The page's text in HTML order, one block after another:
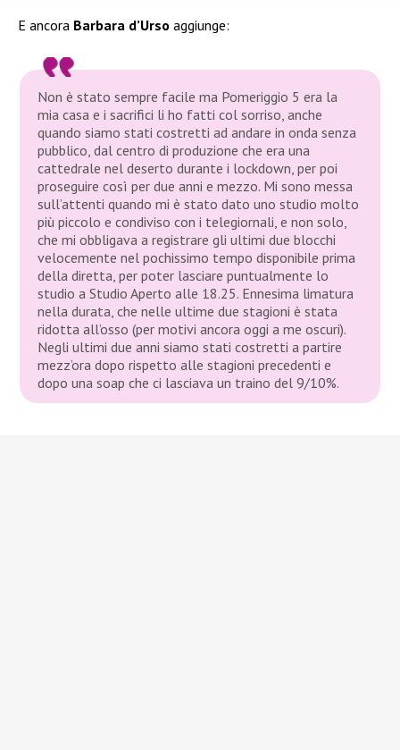
E ancora Barbara d’Urso aggiunge:
Non è stato sempre facile ma Pomeriggio 5 era la
mia casa e i sacrifici li ho fatti col sorriso, anche
quando siamo stati costretti ad andare in onda senza
pubblico, dal centro di produzione che era una
cattedrale nel deserto durante i lockdown, per poi
proseguire così per due anni e mezzo. Mi sono messa
sull’attenti quando mi è stato dato uno studio molto
più piccolo e condiviso con i telegiornali, e non solo,
che mi obbligava a registrare gli ultimi due blocchi
velocemente nel pochissimo tempo disponibile prima
della diretta, per poter lasciare puntualmente lo
studio a Studio Aperto alle 18.25. Ennesima limatura
nella durata, che nelle ultime due stagioni è stata
ridotta all’osso (per motivi ancora oggi a me oscuri).
Negli ultimi due anni siamo stati costretti a partire
mezz’ora dopo rispetto alle stagioni precedenti e
dopo una soap che ci lasciava un traino del 9/10%.